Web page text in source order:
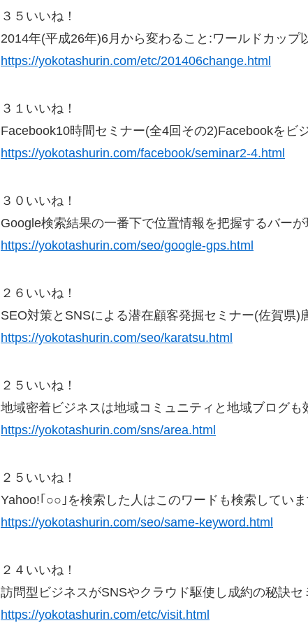
３５いいね！
2014年(平成26年)6月から変わること:ワールドカップ
https://yokotashurin.com/etc/201406change.html
３１いいね！
Facebook10時間セミナー(全4回その2)Facebookをビ
https://yokotashurin.com/facebook/seminar2-4.html
３０いいね！
Google検索結果の一番下で位置情報を把握するバーが
https://yokotashurin.com/seo/google-gps.html
２６いいね！
SEO対策とSNSによる潜在顧客発掘セミナー(佐賀県)
https://yokotashurin.com/seo/karatsu.html
２５いいね！
地域密着ビジネスは地域コミュニティと地域ブログも
https://yokotashurin.com/sns/area.html
２５いいね！
Yahoo!｢○○｣を検索した人はこのワードも検索してい
https://yokotashurin.com/seo/same-keyword.html
２４いいね！
訪問型ビジネスがSNSやクラウド駆使し成約の秘訣セ
https://yokotashurin.com/etc/visit.html